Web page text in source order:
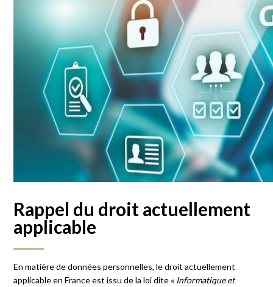
Rappel du droit actuellement
applicable
En matière de données personnelles, le droit actuellement
applicable en France est issu de la loi dite « Informatique et